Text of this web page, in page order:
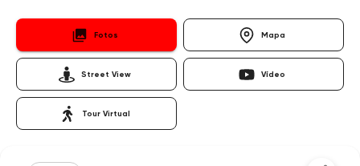
Fotos Mapa
Street View Vídeo
Tour Virtual